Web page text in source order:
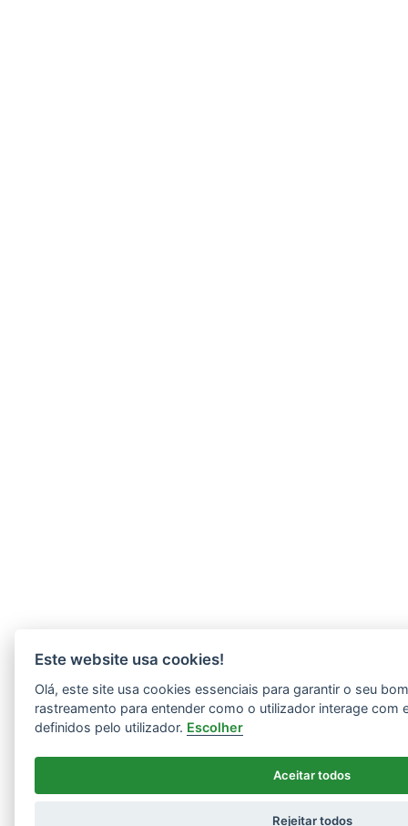
Este website usa cookies!
Olá, este site usa cookies essenciais para garantir o seu
rastreamento para entender como o utilizador interage com
definidos pelo utilizador. Escolher
Aceitar todos
Rejeitar todos